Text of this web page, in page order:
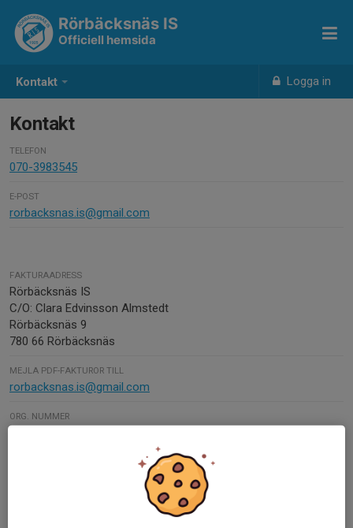
Kontakt Logga in
Rörbäcksnäs IS
Officiell hemsida
Kontakt
TELEFON
070-3983545
E-POST
rorbacksnas.is@gmail.com
FAKTURAADRESS
Rörbäcksnäs IS
C/O: Clara Edvinsson Almstedt
Rörbäcksnäs 9
780 66 Rörbäcksnäs
MEJLA PDF-FAKTUROR TILL
rorbacksnas.is@gmail.com
ORG. NUMMER